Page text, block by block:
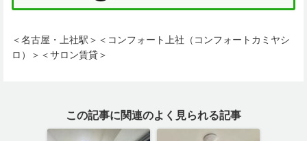
＜名古屋・上社駅＞＜コンフォート上社（コンフォートカミヤシ
ロ）＞＜サロン賃貸＞
この記事に関連のよく見られる記事